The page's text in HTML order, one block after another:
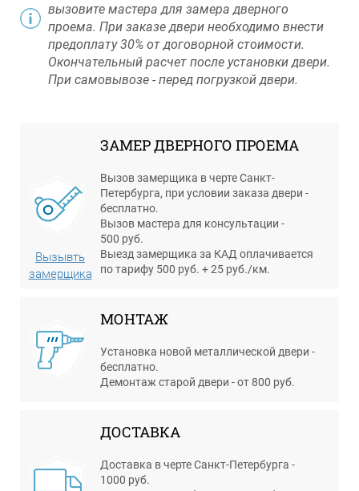
вызовите мастера для замера дверного
проема. При заказе двери необходимо внести
предоплату 30% от договорной стоимости.
Окончательный расчет после установки двери.
При самовывозе - перед погрузкой двери.
Вызывть
замерщика
ЗАМЕР ДВЕРНОГО ПРОЕМА
Вызов замерщика в черте Санкт-
Петербурга, при условии заказа двери -
бесплатно.
Вызов мастера для консультации -
500 руб.
Выезд замерщика за КАД оплачивается
по тарифу 500 руб. + 25 руб./км.
МОНТАЖ
Установка новой металлической двери -
бесплатно.
Демонтаж старой двери - от 800 руб.
ДОСТАВКА
Доставка в черте Санкт-Петербурга -
1000 руб.